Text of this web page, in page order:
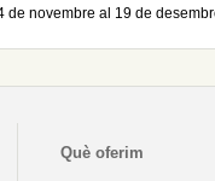
de novembre al 19 de
Què oferim